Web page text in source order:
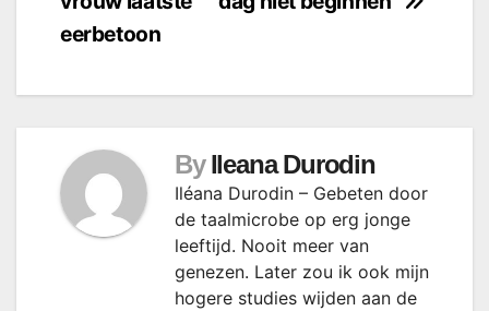
eerbetoon
By Ileana Durodin
Iléana Durodin – Gebeten door
de taalmicrobe op erg jonge
leeftijd. Nooit meer van
genezen. Later zou ik ook mijn
hogere studies wijden aan de